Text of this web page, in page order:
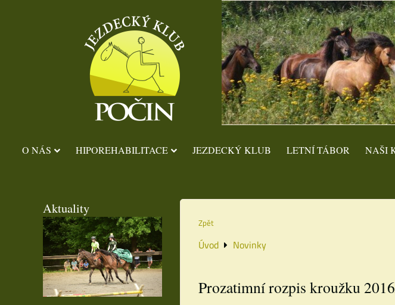
O NÁS HIPOREHABILITACE JEZDECKÝ KLUB LETNÍ TÁBOR NAŠI
Zpět
Úvod
Novinky
Prozatimní rozpis kroužku
Aktuality